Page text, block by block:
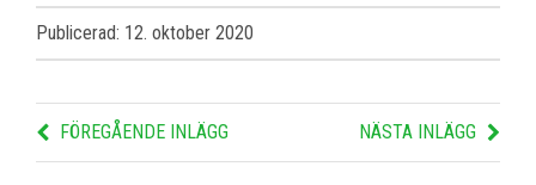
Publicerad: 12. oktober 2020
FÖREGÅENDE INLÄGG NÄSTA INLÄGG